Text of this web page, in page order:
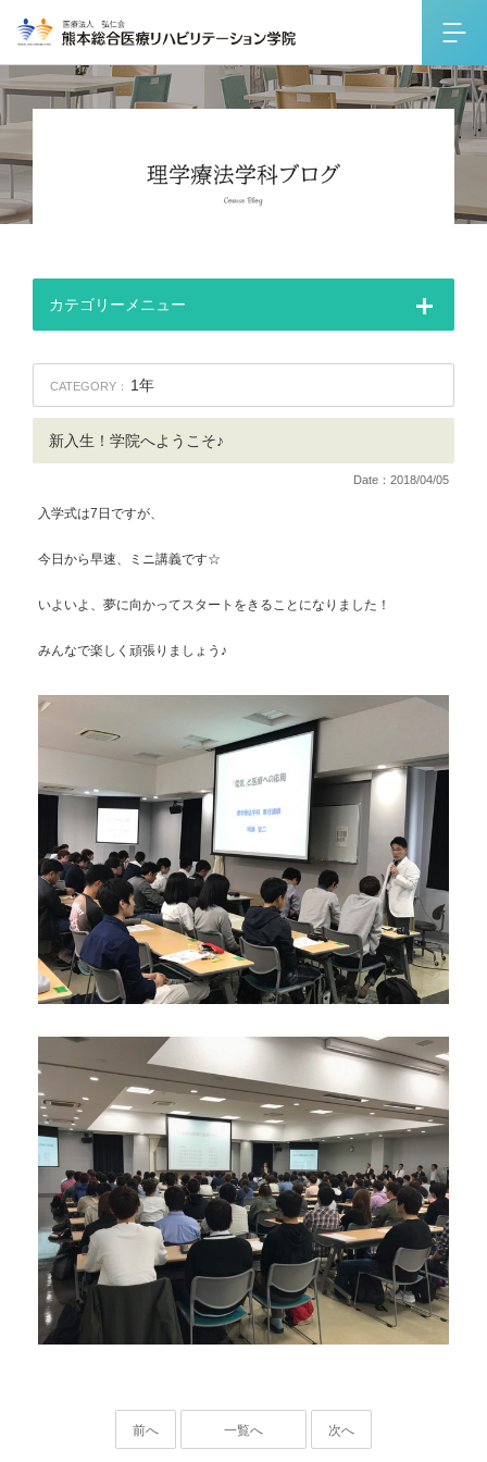
カテゴリーメニュー
CATEGORY： 1年
新入生！学院へようこそ♪
Date：2018/04/05
入学式は7日ですが、
今日から早速、ミニ講義です☆
いよいよ、夢に向かってスタートをきることになりました！
みんなで楽しく頑張りましょう♪
前へ 一覧へ 次へ